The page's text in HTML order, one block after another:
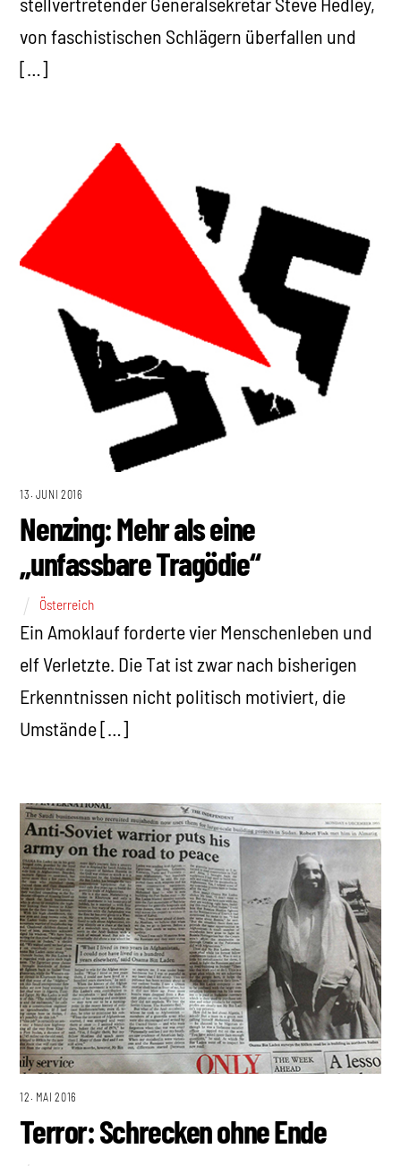
von faschistischen Schlägern überfallen und
[…]
13. JUNI 2016
Nenzing: Mehr als eine
„unfassbare Tragödie“
Österreich
Ein Amoklauf forderte vier Menschenleben und
elf Verletzte. Die Tat ist zwar nach bisherigen
Erkenntnissen nicht politisch motiviert, die
Umstände […]
12. MAI 2016
Terror: Schrecken ohne Ende